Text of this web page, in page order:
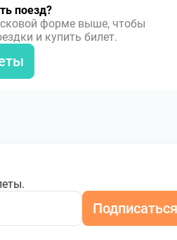
поезд?
форме выше, чтобы
и купить билет.
Подписаться